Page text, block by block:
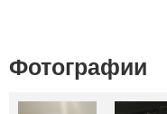
Фотографии